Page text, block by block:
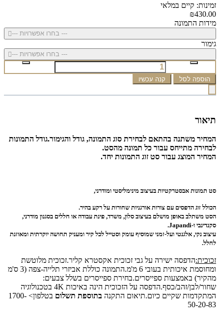
זמינות: קיים במלאי
₪430.00
מידות התמונה
--- בחרו אפשרויות ---
גימור
--- בחרו אפשרויות ---
הוספה לסל קנה עכשיו
תיאור
המחיר משתנה בהתאם לבחירת סוג התמונה, גודל והגימור.גודל התמונות
לבחירה מתייחס עבור כל תמונה מהסט.
המחיר המוצג עבור סט זוג התמונות יחד.
סט תמונות אבסטרקטיות בעיצוב מינימליסטי ומודרני,
הכולל זוג הדפסים עם צורות אורגניות שחורות על רקע בהיר.
הסט משתלב באופן מושלם בעיצוב סלון, משרד, פינת עבודה או חללים בסגנון מודרני,
סקנדינבי ו-Japandi.
עיצוב נקי, אלגנטי ועל-זמני שמוסיף עומק וסטייל לכל קיר ומעניק תחושה יוקרתית ומאוזנת
לחלל.
זכוכית:הדפסה ישירה על גבי זכוכית אקסטרא קליר.זכוכית מלוטשת
ומחוסמת איכותית בעובי 6 מ'מ.התמונה כוללת אביזרי תלייה-צפה (3 ס'מ
מהקיר) באמצעות ספייסרים.בחירת ספייסרים בשלל צבעים:
שחור/לבן/זהב/כסף.הדפסה על הזכוכית הינה באיכות 4K בטכנולוגיה
המתקדמות שקיים כיום.תיאום התקנה בתוספת תשלום
בטלפון> 1700-
50-20-83